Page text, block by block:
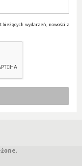
wydarzeń, nowości z